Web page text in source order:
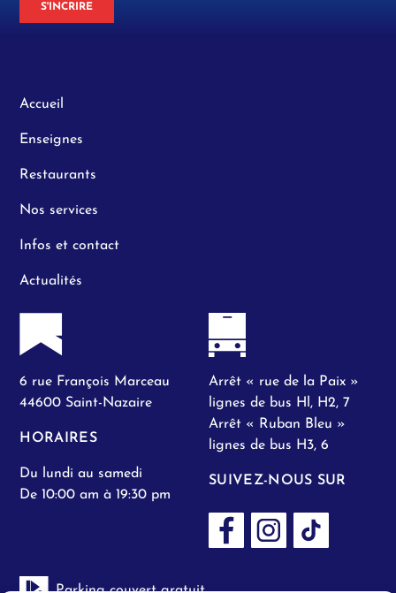
S'INCRIRE
Accueil
Enseignes
Restaurants
Nos services
Infos et contact
Actualités
6 rue François Marceau
44600 Saint-Nazaire
HORAIRES
Du lundi au samedi
De 10:00 am à 19:30 pm
Arrêt « rue de la Paix »
lignes de bus Hl, H2, 7
Arrêt « Ruban Bleu »
lignes de bus H3, 6
SUIVEZ-NOUS SUR